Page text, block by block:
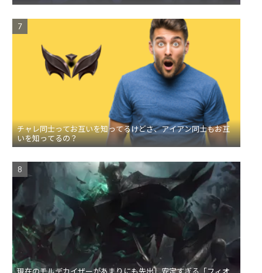
チャレ同士ってお互いを知ってるけどさ、アイアン同士もお互
いを知ってるの？